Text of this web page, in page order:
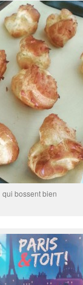
qui bossent bien